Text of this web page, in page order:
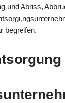
und Abriss,
begreifen.